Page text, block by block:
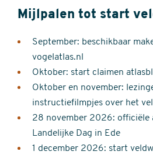
Mijlpalen tot start
September: beschikbaar
vogelatlas.nl
Oktober: start claimen
Oktober en november:
instructiefilmpjes over het
28 november 2026: officiële
Landelijke Dag in Ede
1 december 2026: start